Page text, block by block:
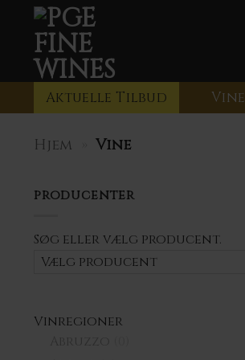
Fortsæt
indhold
Aktuelle Tilbud Vine
Hjem Vine
producenter
Søg eller vælg producent.
Vælg producent
Vinregioner